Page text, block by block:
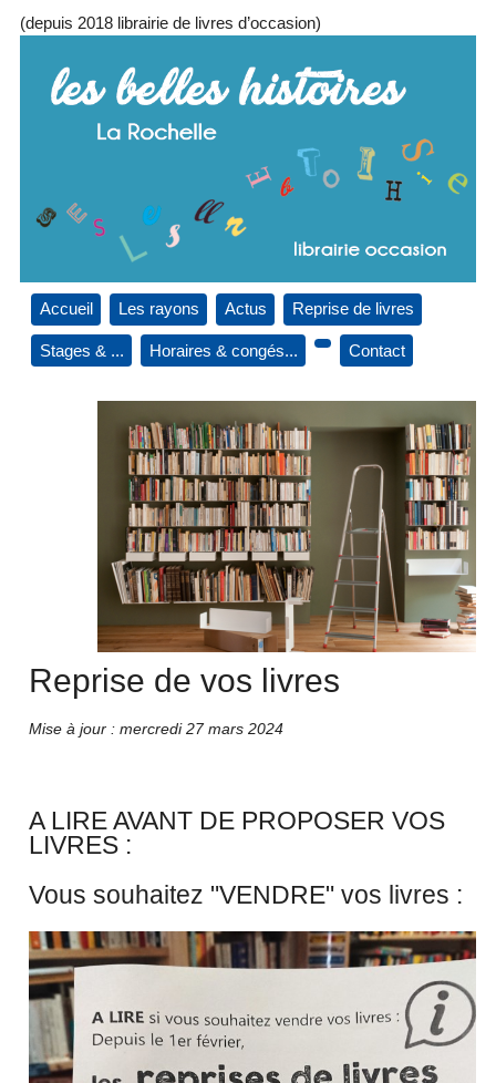
(depuis 2018 librairie de livres d’occasion)
Accueil Les rayons Actus Reprise de livres
Stages & ... Horaires & congés... Contact
Reprise de vos livres
Mise à jour : mercredi 27 mars 2024
A LIRE AVANT DE PROPOSER VOS
LIVRES :
Vous souhaitez "VENDRE" vos livres :